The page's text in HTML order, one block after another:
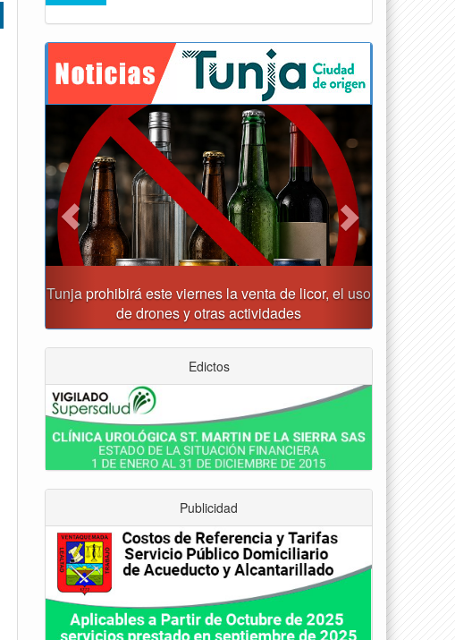
Alcalde Rafael Acevedo propone convertir a Tunja
en "Distrito Histórico y Turístico"
Previous
Edictos
Publicidad